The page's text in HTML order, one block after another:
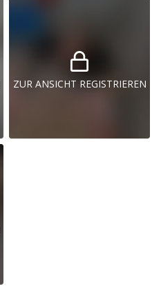
ZUR ANSICHT REGISTRIEREN